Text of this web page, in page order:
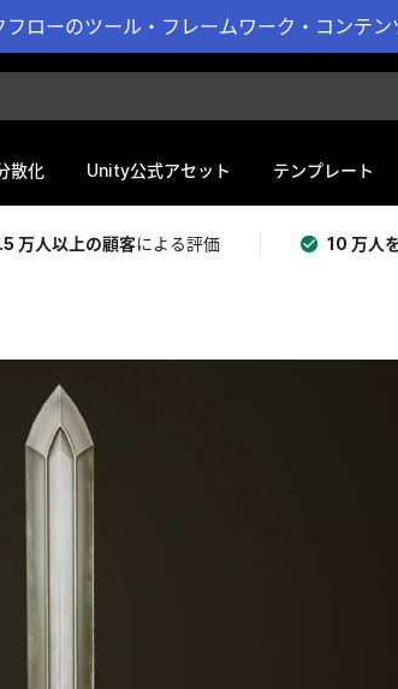
フローのツール・フレームワーク・コンテ
散化 Unity公式アセット テンプレート
万人以上の顧客による評価 10 万人